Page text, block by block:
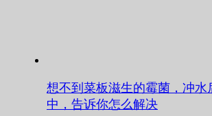
想不到菜板滋生的霉菌，冲水
中，告诉你怎么解决